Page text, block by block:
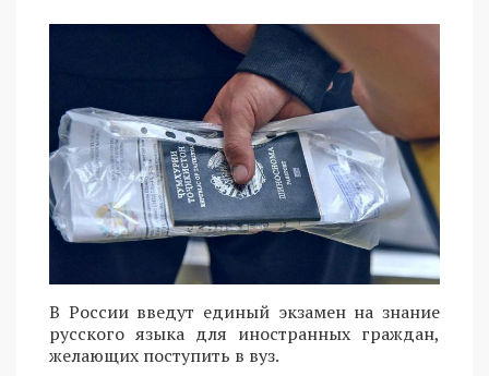
В России введут единый экзамен на знание
русского языка для иностранных граждан,
желающих поступить в вуз.